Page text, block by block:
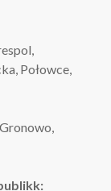
Połowce,